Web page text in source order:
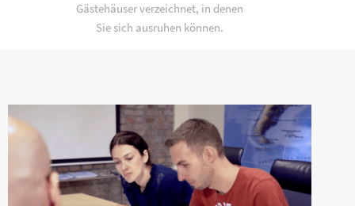
Gästehäuser verzeichnet, in denen
Sie sich ausruhen können.